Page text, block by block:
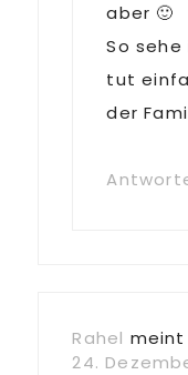
aber 🙂
So sehe
tut
der
Rahel meint
24.